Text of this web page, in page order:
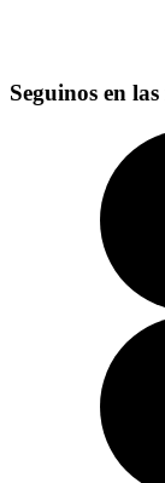
Seguinos en las